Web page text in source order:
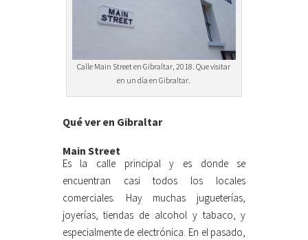
Calle Main Street en Gibraltar, 2018. Que visitar
en un día en Gibraltar.
Qué ver en Gibraltar
Main Street
Es la calle principal y es donde se
encuentran casi todos los locales
comerciales. Hay muchas jugueterías,
joyerías, tiendas de alcohol y tabaco, y
especialmente de electrónica. En el pasado,